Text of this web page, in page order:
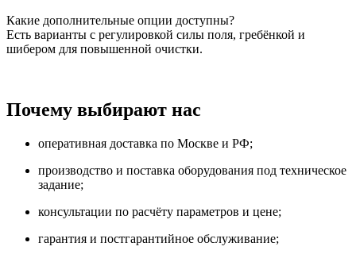
Какие дополнительные опции доступны?
Есть варианты с регулировкой силы поля, гребёнкой и
шибером для повышенной очистки.
Почему выбирают нас
оперативная доставка по Москве и РФ;
производство и поставка оборудования под техническое
задание;
консультации по расчёту параметров и цене;
гарантия и постгарантийное обслуживание;